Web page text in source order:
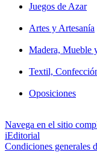
Juegos de Azar
Artes y Artesanía
Madera, Mueble
Textil,
Oposiciones
Navega en el sitio
iEditorial
Condiciones generales